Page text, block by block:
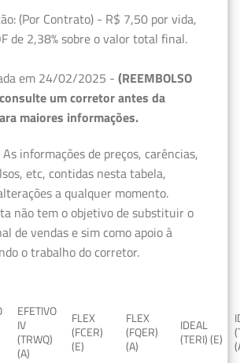
(Por Contrato) - R$ 7,50 por vida,
de 2,38% sobre o valor total final.
em 24/02/2025 - (REEMBOLSO
consulte um corretor antes da
maiores informações.
As informações de preços, carências,
etc, contidas nesta tabela,
a qualquer momento.
não tem o objetivo de substituir o
de vendas e sim como apoio à
o trabalho do corretor.
EFETIVO
IV
(TRWQ)
(A)
FLEX
(FCER)
(E)
FLEX
(FQER)
(A)
IDEAL
(TERI) (E)